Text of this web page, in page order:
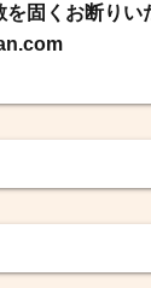
固くお断りい